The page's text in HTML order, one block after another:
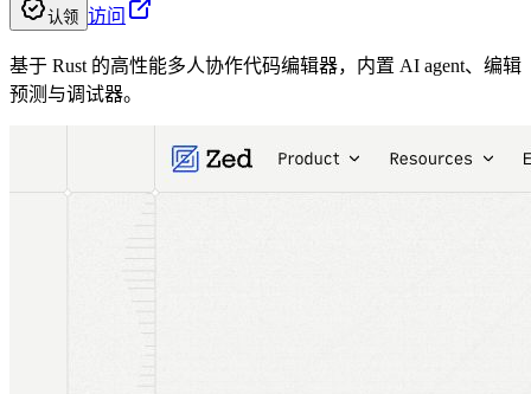
认领 访问
基于 Rust 的高性能多人协作代码编辑器，内置 AI agent、编辑
预测与调试器。